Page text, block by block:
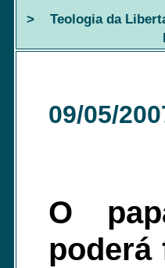
> Teologia da
09/05/
O
poderá